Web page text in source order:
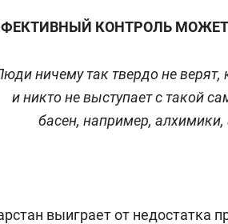
КОНТРОЛЬ
ничему так твердо не
и никто не выступает с такой
басен, например, алхимики,
выиграет от недостатка